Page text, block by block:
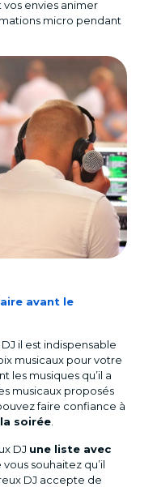
envies animer
micro pendant
avant le
il est indispensable
musicaux pour votre
les musiques qu’il a
musicaux proposés
faire confiance à
soirée.
DJ une liste avec
souhaitez qu’il
DJ accepte de